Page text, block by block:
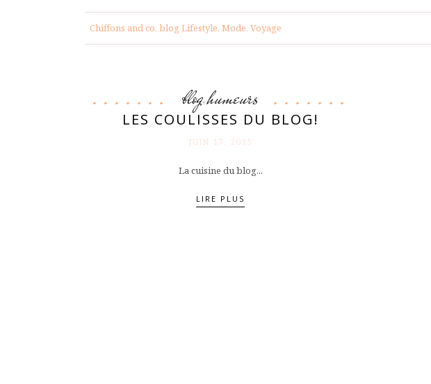
Chiffons and co, blog Lifestyle, Mode, Voyage
blog, humeurs
LES COULISSES DU BLOG!
JUIN 17. 2015
La cuisine du blog...
LIRE PLUS